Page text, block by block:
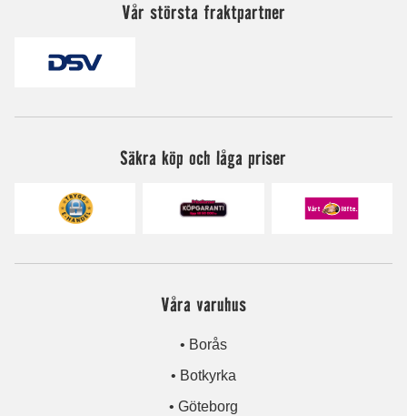
Vår största fraktpartner
Säkra köp och låga priser
Våra varuhus
• Borås
• Botkyrka
• Göteborg